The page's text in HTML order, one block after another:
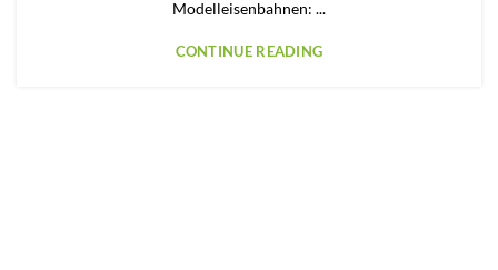
Modelleisenbahnen: ...
CONTINUE READING